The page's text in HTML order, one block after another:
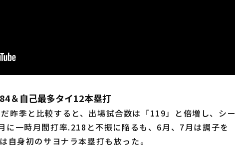
＆自己最多タイ12本塁打
昨季と比較すると、出場試合数は「119」と倍増し、シー
に一時月間打率.218と不振に陥るも、6月、7月は調子を
自身初のサヨナラ本塁打も放った。